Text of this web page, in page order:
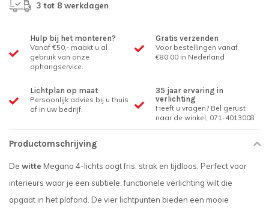
3 tot 8 werkdagen
Hulp bij het monteren?
Vanaf €50,- maakt u al
gebruik van onze
ophangservice.
Gratis verzenden
Voor bestellingen vanaf
€80,00 in Nederland
Lichtplan op maat
Persoonlijk advies bij u thuis
of in uw bedrijf.
35 jaar ervaring in
verlichting
Heeft u vragen? Bel gerust
naar de winkel; 071-4013008
Productomschrijving
De witte Megano 4-lichts oogt fris, strak en tijdloos. Perfect voor
interieurs waar je een subtiele, functionele verlichting wilt die
opgaat in het plafond. De vier lichtpunten bieden een mooie